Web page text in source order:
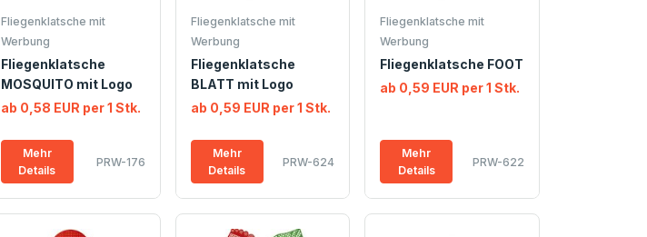
Fliegenklatsche mit
Werbung
Fliegenklatsche
MOSQUITO mit Logo
ab 0,58 EUR per 1 Stk.
Mehr
Details
PRW-176
Fliegenklatsche mit
Werbung
Fliegenklatsche
BLATT mit Logo
ab 0,59 EUR per 1 Stk.
Mehr
Details
PRW-624
Fliegenklatsche mit
Werbung
Fliegenklatsche FOOT
ab 0,59 EUR per 1 Stk.
Mehr
Details
PRW-622